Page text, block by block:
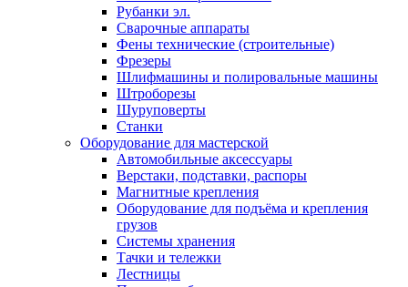
Рубанки эл.
Сварочные аппараты
Фены технические (строительные)
Фрезеры
Шлифмашины и полировальные машины
Штроборезы
Шуруповерты
Станки
Оборудование для мастерской
Автомобильные аксессуары
Верстаки, подставки, распоры
Магнитные крепления
Оборудование для подъёма и крепления
грузов
Системы хранения
Тачки и тележки
Лестницы